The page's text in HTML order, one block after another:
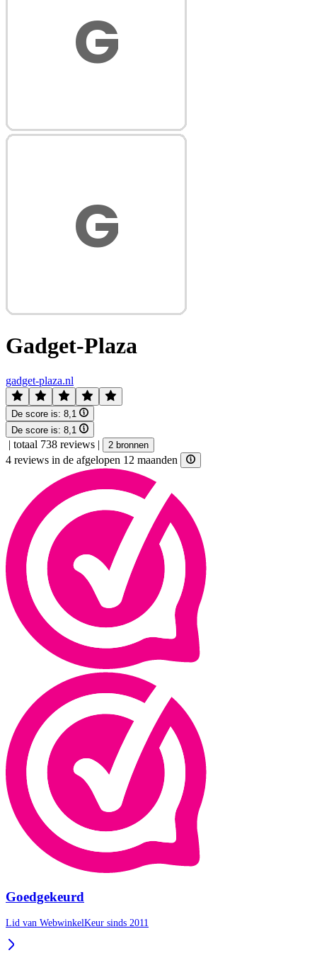
Gadget-Plaza
gadget-plaza.nl
De score is: 8,1
De score is: 8,1
| totaal 738 reviews | 2 bronnen
4 reviews in de afgelopen 12 maanden
Goedgekeurd
Lid van WebwinkelKeur sinds 2011